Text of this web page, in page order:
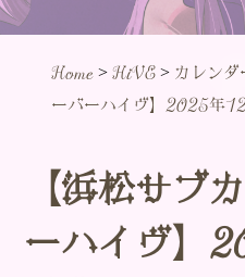
Home >HiVE > カレンダ
ーバーハイヴ】2025年
【浜松サブ
ーハイヴ】